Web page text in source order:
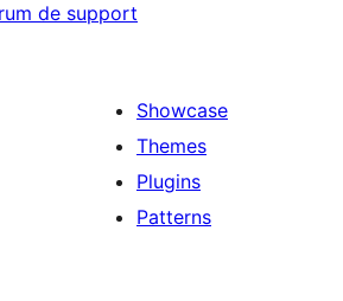
de support
Showcase
Themes
Plugins
Patterns